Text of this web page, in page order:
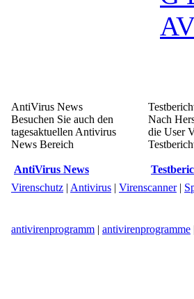
AntiVirus News
Besuchen Sie auch den
tagesaktuellen Antivirus
News Bereich
AntiVirus News
Nach
die User
Virenschutz | Antivirus | Virenscanner|
antivirenprogramm | antivirenprogramme